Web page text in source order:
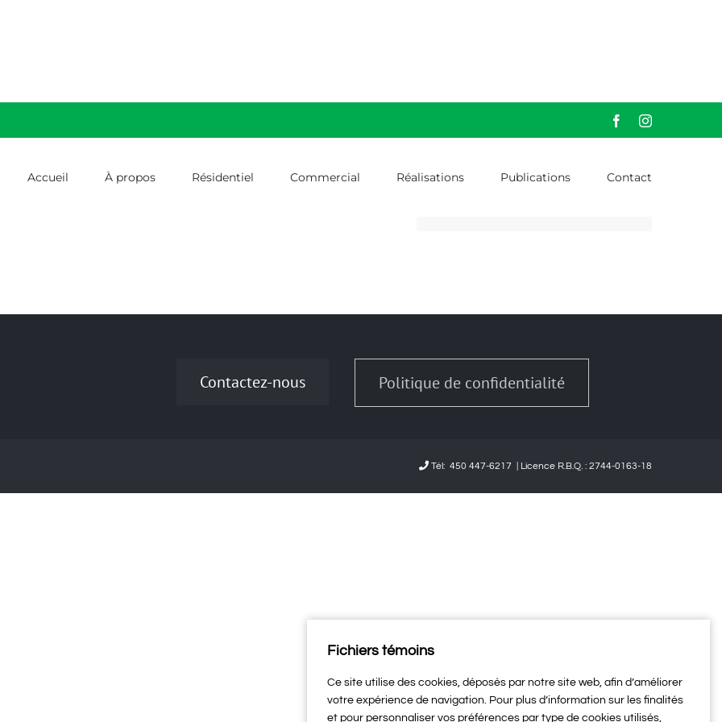
FacebookInstagram
Accueil À propos Résidentiel Commercial Réalisations Publications Contact
Contactez-nous Politique de confidentialité
Tél: 450 447-6217 | Licence R.B.Q. : 2744-0163-18
Fichiers témoins
Ce site utilise des cookies, déposés par notre site web, afin d’améliorer
votre expérience de navigation. Pour plus d’information sur les finalités
et pour personnaliser vos préférences par type de cookies utilisés,